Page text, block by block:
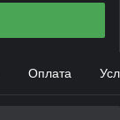
Оплата